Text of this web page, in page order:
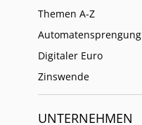
Themen A-Z
Automatensprengung
Digitaler Euro
Zinswende
UNTERNEHMEN